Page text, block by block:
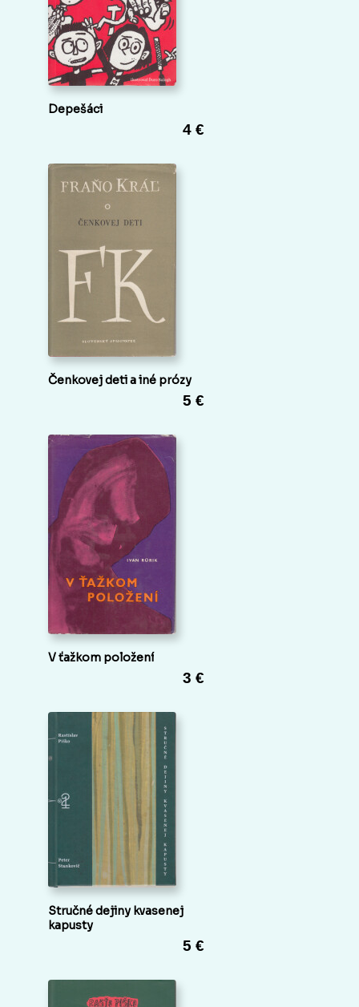
Depešáci
4 €
Čenkovej deti a iné prózy
5 €
V ťažkom položení
3 €
Stručné dejiny kvasenej
kapusty
5 €